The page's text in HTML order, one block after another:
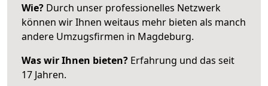
Wie? Durch unser professionelles Netzwerk
können wir Ihnen weitaus mehr bieten als manch
andere Umzugsfirmen in Magdeburg.
Was wir Ihnen bieten? Erfahrung und das seit
17 Jahren.